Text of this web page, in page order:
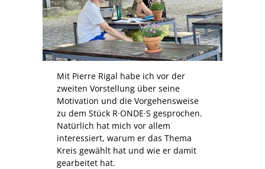
Mit Pierre Rigal habe ich vor der
zweiten Vorstellung über seine
Motivation und die Vorgehensweise
zu dem Stück R·ONDE·S gesprochen.
Natürlich hat mich vor allem
interessiert, warum er das Thema
Kreis gewählt hat und wie er damit
gearbeitet hat.